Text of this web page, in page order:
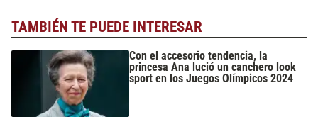
TAMBIÉN TE PUEDE INTERESAR
Con el accesorio tendencia, la
princesa Ana lució un canchero look
sport en los Juegos Olímpicos 2024